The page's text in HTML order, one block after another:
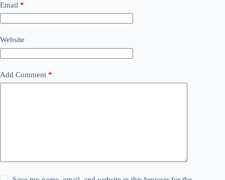
Email *
Website
Add Comment *